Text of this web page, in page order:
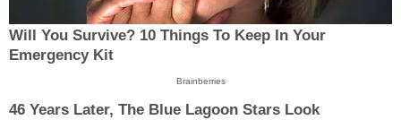
Will You Survive? 10 Things To Keep In Your
Emergency Kit
Brainberries
46 Years Later, The Blue Lagoon Stars Look